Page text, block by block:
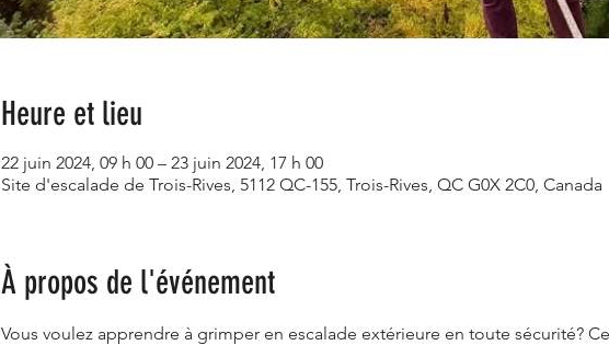
Heure et lieu
22 juin 2024, 09 h 00 – 23 juin 2024, 17 h 00
Site d'escalade de Trois-Rives, 5112 QC-155, Trois-Rives, QC G0X 2C0, Canada
À propos de l'événement
Vous voulez apprendre à grimper en escalade extérieure en toute sécurité?